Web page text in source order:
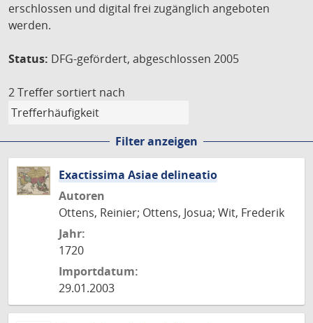
erschlossen und digital frei zugänglich angeboten
werden.
Status: DFG-gefördert, abgeschlossen 2005
2 Treffer sortiert nach
Filter anzeigen
Exactissima Asiae delineatio
Autoren
Ottens, Reinier; Ottens, Josua; Wit, Frederik
Jahr:
1720
Importdatum:
29.01.2003